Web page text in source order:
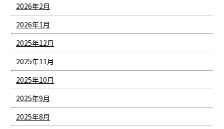
2026年2月
2026年1月
2025年12月
2025年11月
2025年10月
2025年9月
2025年8月